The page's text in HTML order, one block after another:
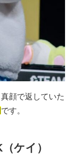
顔で返していた
です。
ケイ）